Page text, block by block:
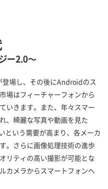
ー2.0～
場し、その後にAndroidのス
場はフィーチャーフォンから
いきます。また、年々スマー
、綺麗な写真や動画を見た
という需要が高まり、各メーカ
。さらに画像処理技術の進歩
リティの高い撮影が可能とな
カメラからスマートフォンへ